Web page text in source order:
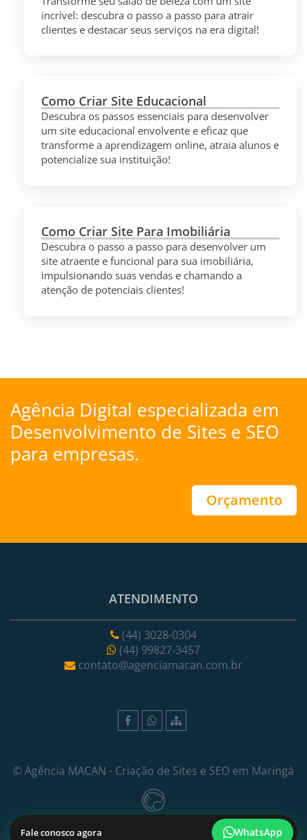
incrível: descubra o passo a passo para atrair
clientes e destacar seus serviços na era digital!
Como Criar Site Educacional
Descubra os passos essenciais para desenvolver
um site educacional envolvente e eficaz que
transforme a aprendizagem online, atraia alunos e
potencialize sua instituição!
Como Criar Site Para Imobiliária
Descubra o passo a passo para desenvolver um
site atraente e funcional para sua imobiliária,
impulsionando suas vendas e chamando a
atenção de potenciais clientes!
Agência Digital especializada em
Desenvolvimento de Sites e SEO
para empresas.
Orçamento
Fale conosco agora WhatsApp
ATENDIMENTO
(44) 3028-0304
(44) 99827-3457
contato@agenciamacan.com.br
©Agência MACAN - Criação de Sites e SEO em Maringá